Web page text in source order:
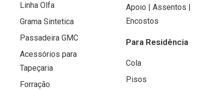
Linha Olfa
Grama Sintetica
Passadeira GMC
Acessórios para
Tapeçaria
Forração
Apoio | Assentos |
Encostos
Para Residência
Cola
Pisos